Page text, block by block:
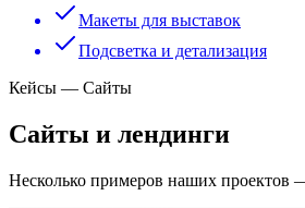
Макеты для выставок
Подсветка и детализация
Кейсы — Сайты
Сайты и лендинги
Несколько примеров наших проектов